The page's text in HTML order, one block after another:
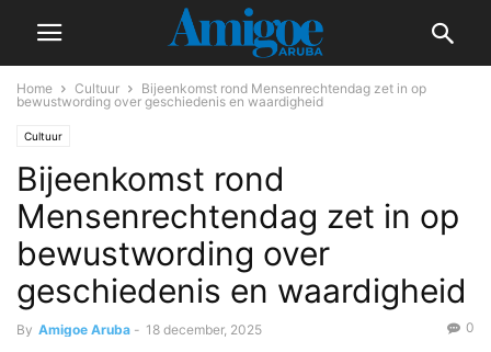
Home Cultuur
Bijeenkomst rond Mensenrechtendag zet in op
bewustwording over geschiedenis en waardigheid
Cultuur
Bijeenkomst rond
Mensenrechtendag zet in op
bewustwording over
geschiedenis en waardigheid
By Amigoe Aruba - 18 december, 2025 0